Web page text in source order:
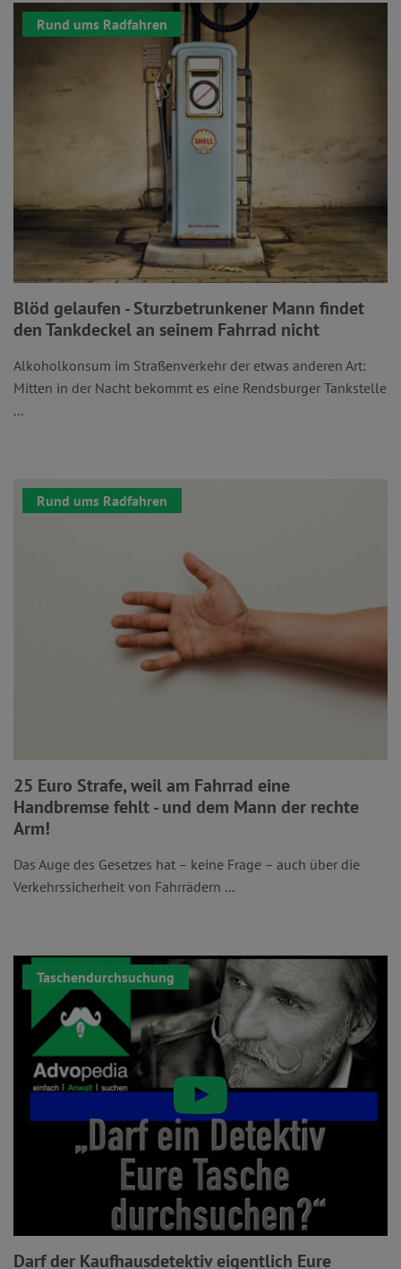
Rund ums Radfahren
Blöd gelaufen - Sturzbetrunkener Mann findet
den Tankdeckel an seinem Fahrrad nicht
Alkoholkonsum im Straßenverkehr der etwas anderen Art:
Mitten in der Nacht bekommt es eine Rendsburger Tankstelle
...
Rund ums Radfahren
25 Euro Strafe, weil am Fahrrad eine
Handbremse fehlt - und dem Mann der rechte
Arm!
Das Auge des Gesetzes hat – keine Frage – auch über die
Verkehrssicherheit von Fahrrädern ...
Taschendurchsuchung
Darf der Kaufhausdetektiv eigentlich Eure